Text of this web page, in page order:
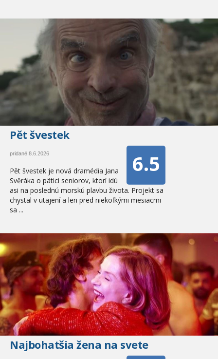
Pět švestek
6.5
pridané 8.6.2026
Pět švestek je nová dramédia Jana
Svěráka o pätici seniorov, ktorí idú
asi na poslednú morskú plavbu života. Projekt sa
chystal v utajení a len pred niekoľkými mesiacmi
sa ...
Najbohatšia žena na svete